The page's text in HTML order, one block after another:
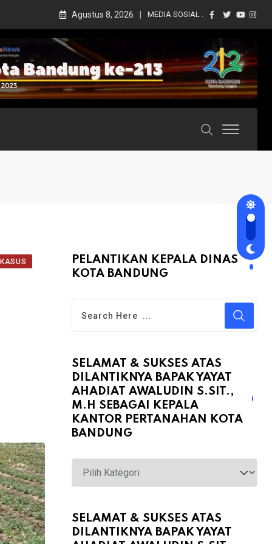
Agustus 8, 2026 MEDIA SOSIAL :
KASUS
PELANTIKAN KEPALA DINAS
KOTA BANDUNG
SELAMAT & SUKSES ATAS
DILANTIKNYA BAPAK YAYAT
AHADIAT AWALUDIN S.SIT.,
M.H SEBAGAI KEPALA
KANTOR PERTANAHAN KOTA
BANDUNG
Selamat
&
atas
Dilantiknya
SELAMAT & SUKSES ATAS
DILANTIKNYA BAPAK YAYAT